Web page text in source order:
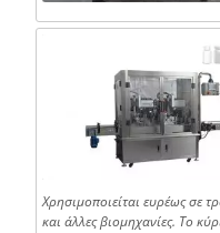
Χρησιμοποιείται ευρέως σε
και άλλες βιομηχανίες. Το